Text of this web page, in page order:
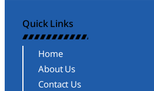
Quick Links
Home
About Us
Contact Us